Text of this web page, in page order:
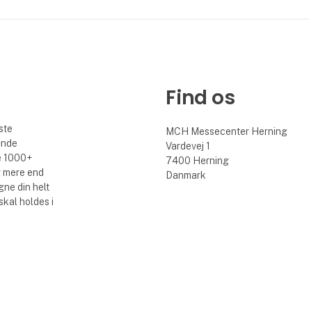
1000+
end
din helt
holdes i
Find os
MCH Messecenter Herning
Vardevej 1
7400 Herning
Danmark